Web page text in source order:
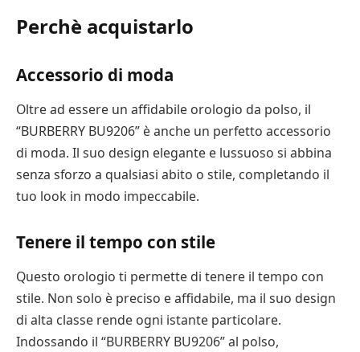
Perchè acquistarlo
Accessorio di moda
Oltre ad essere un affidabile orologio da polso, il
“BURBERRY BU9206” è anche un perfetto accessorio
di moda. Il suo design elegante e lussuoso si abbina
senza sforzo a qualsiasi abito o stile, completando il
tuo look in modo impeccabile.
Tenere il tempo con stile
Questo orologio ti permette di tenere il tempo con
stile. Non solo è preciso e affidabile, ma il suo design
di alta classe rende ogni istante particolare.
Indossando il “BURBERRY BU9206” al polso,